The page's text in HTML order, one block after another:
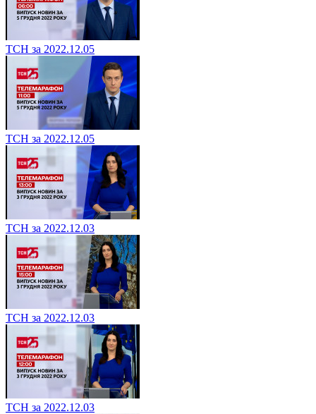
ТСН за 2022.12.05
ТСН за 2022.12.05
ТСН за 2022.12.03
ТСН за 2022.12.03
ТСН за 2022.12.03